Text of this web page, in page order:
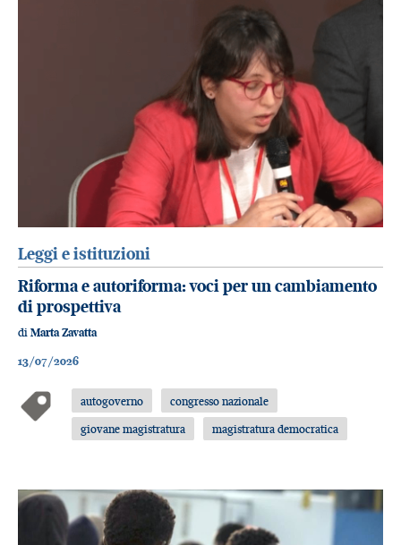
Leggi e istituzioni
Riforma e autoriforma: voci per un cambiamento
di prospettiva
di Marta Zavatta
13/07/2026
autogoverno
congresso nazionale
giovane magistratura
magistratura democratica